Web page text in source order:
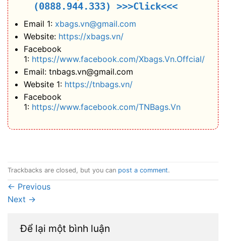
(0888.944.333) >>>Click<<<
Email 1: xbags.vn@gmail.com
Website: https://xbags.vn/
Facebook
1: https://www.facebook.com/Xbags.Vn.Offcial/
Email: tnbags.vn@gmail.com
Website 1: https://tnbags.vn/
Facebook
1: https://www.facebook.com/TNBags.Vn
Trackbacks are closed, but you can post a comment.
← Previous
Next →
Để lại một bình luận